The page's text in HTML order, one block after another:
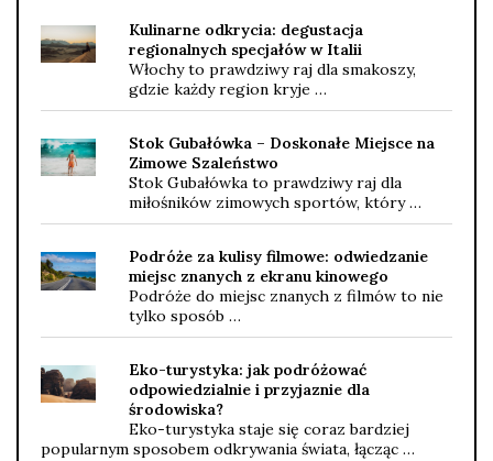
Kulinarne odkrycia: degustacja
regionalnych specjałów w Italii
Włochy to prawdziwy raj dla smakoszy,
gdzie każdy region kryje …
Stok Gubałówka – Doskonałe Miejsce na
Zimowe Szaleństwo
Stok Gubałówka to prawdziwy raj dla
miłośników zimowych sportów, który …
Podróże za kulisy filmowe: odwiedzanie
miejsc znanych z ekranu kinowego
Podróże do miejsc znanych z filmów to nie
tylko sposób …
Eko-turystyka: jak podróżować
odpowiedzialnie i przyjaznie dla
środowiska?
Eko-turystyka staje się coraz bardziej
popularnym sposobem odkrywania świata, łącząc …